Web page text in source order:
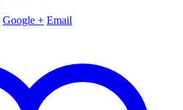
Google + Email